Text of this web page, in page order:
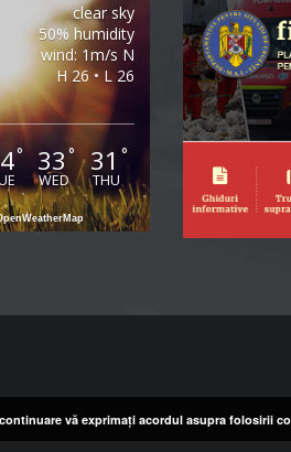
clear sky
50% humidity
wind: 1m/s N
H 26 • L 26
° 33 °
WED
31 °
THU
vă exprimaţi acordul asupra folosirii